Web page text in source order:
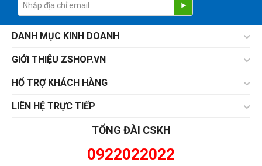
DANH MỤC KINH DOANH
GIỚI THIỆU ZSHOP.VN
HỔ TRỢ KHÁCH HÀNG
LIÊN HỆ TRỰC TIẾP
TỔNG ĐÀI CSKH
0922022022